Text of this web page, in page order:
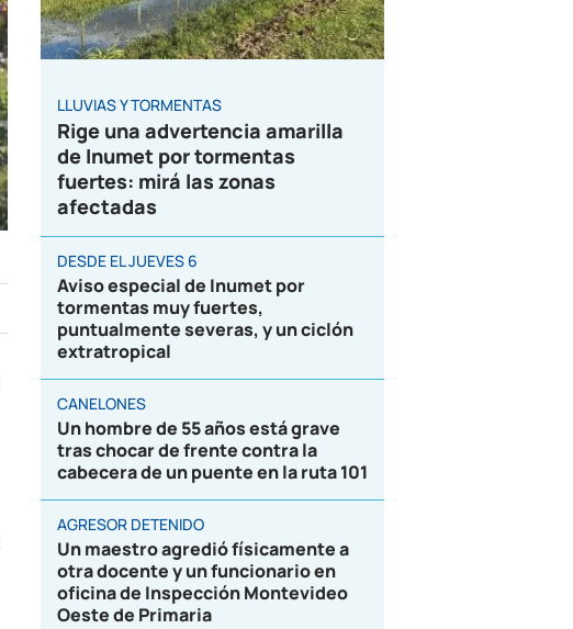
LLUVIAS Y TORMENTAS
Rige una advertencia amarilla
de Inumet por tormentas
fuertes: mirá las zonas
afectadas
DESDE EL JUEVES 6
Aviso especial de Inumet por
tormentas muy fuertes,
puntualmente severas, y un ciclón
extratropical
CANELONES
Un hombre de 55 años está grave
tras chocar de frente contra la
cabecera de un puente en la ruta 101
AGRESOR DETENIDO
Un maestro agredió físicamente a
otra docente y un funcionario en
oficina de Inspección Montevideo
Oeste de Primaria